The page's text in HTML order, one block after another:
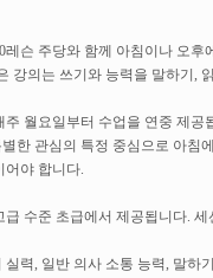
레슨 주당와 함께 아침이나 오
강의는 쓰기와 능력을 말하기,
주 월요일부터 수업을 연중 제
한 관심의 특정 중심으로 아침
어야 합니다.
급 수준 초급에서 제공됩니다.
실력, 일반 의사 소통 능력, 말하